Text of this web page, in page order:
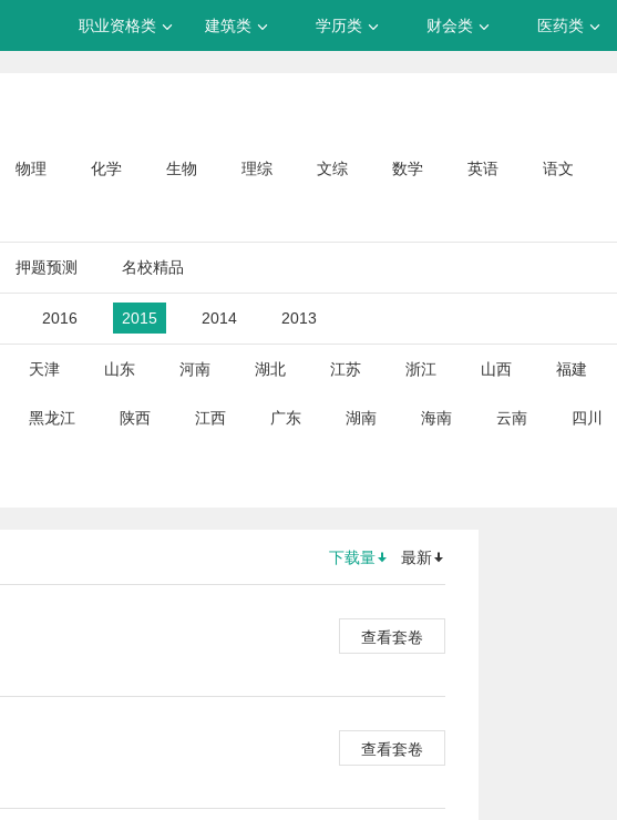
职业资格类 建筑类 学历类 财会类 医药类
物理 化学 生物 理综 文综 数学 英语 语文
押题预测 名校精品
2016 2015 2014 2013
天津 山东 河南 湖北 江苏 浙江 山西 福建
黑龙江 陕西 江西 广东 湖南 海南 云南 四川
下载量 最新
查看套卷
查看套卷